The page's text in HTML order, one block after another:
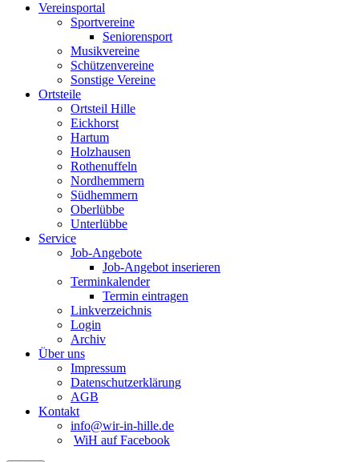
Vereinsportal
Sportvereine
Seniorensport
Musikvereine
Schützenvereine
Sonstige Vereine
Ortsteile
Ortsteil Hille
Eickhorst
Hartum
Holzhausen
Rothenuffeln
Nordhemmern
Südhemmern
Oberlübbe
Unterlübbe
Service
Job-Angebote
Job-Angebot inserieren
Terminkalender
Termin eintragen
Linkverzeichnis
Login
Archiv
Über uns
Impressum
Datenschutzerklärung
AGB
Kontakt
info@wir-in-hille.de
WiH auf Facebook